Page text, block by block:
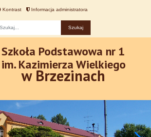
Kontrast Informacja administratora
Szkoła Podstawowa nr 1
im. Kazimierza Wielkiego
w Brzezinach